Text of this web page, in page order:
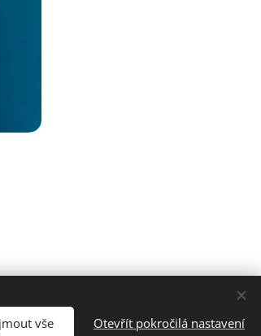
vše Otevřít pokročilá nastavení